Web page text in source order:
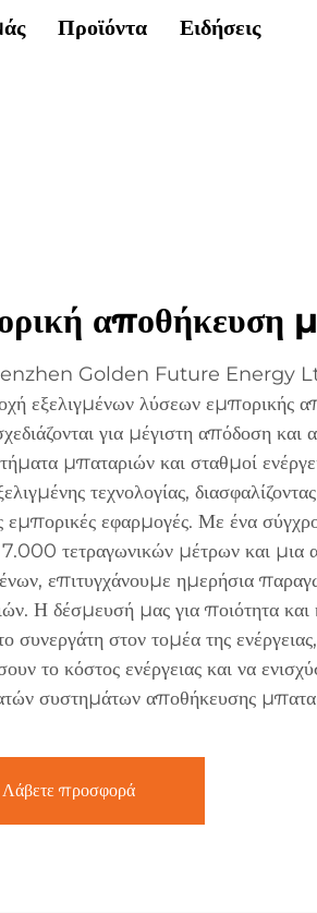
Προϊόντα
Ειδήσεις
αποθήκευση
Golden Future Energy
εξελιγμένων λύσεων εμπορικής
για μέγιστη απόδοση
μπαταριών και σταθμοί
τεχνολογίας,
εμπορικές εφαρμογές. Με ένα
7.000 τετραγωνικών μέτρων και
επιτυγχάνουμε ημερήσια
Η δέσμευσή μας για ποιότητα και
συνεργάτη στον τομέα της
το κόστος ενέργειας και να
συστημάτων αποθήκευσης
Λάβετε προσφορά